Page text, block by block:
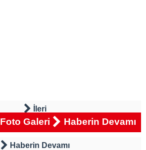
İleri
Foto Galeri Haberin Devamı
Haberin Devamı